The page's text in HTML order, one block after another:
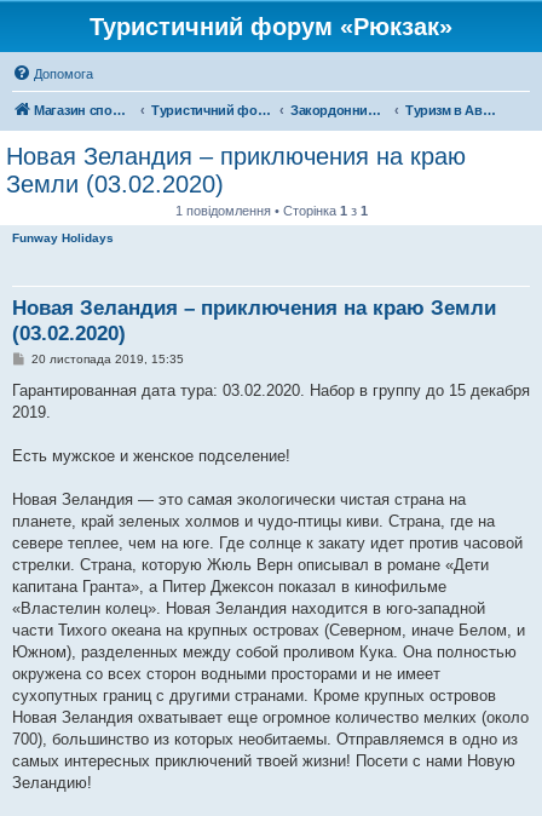
Туристичний форум «Рюкзак»
Допомога
Магазин спорядження Туристичний форум «Рюкзак» Закордонний туризм Туризм в Австралії та Океанії
Новая Зеландия – приключения на краю
Земли (03.02.2020)
1 повідомлення • Сторінка 1 з 1
Funway Holidays
Новая Зеландия – приключения на краю Земли
(03.02.2020)
П
в
і
д
л
н
я
20 листопада 2019, 15:35
Гарантированная дата тура: 03.02.2020. Набор в группу до 15 декабря
2019.
Есть мужское и женское подселение!
Новая Зеландия — это самая экологически чистая страна на
планете, край зеленых холмов и чудо-птицы киви. Страна, где на
севере теплее, чем на юге. Где солнце к закату идет против часовой
стрелки. Страна, которую Жюль Верн описывал в романе «Дети
капитана Гранта», а Питер Джексон показал в кинофильме
«Властелин колец». Новая Зеландия находится в юго-западной
части Тихого океана на крупных островах (Северном, иначе Белом, и
Южном), разделенных между собой проливом Кука. Она полностью
окружена со всех сторон водными просторами и не имеет
сухопутных границ с другими странами. Кроме крупных островов
Новая Зеландия охватывает еще огромное количество мелких (около
700), большинство из которых необитаемы. Отправляемся в одно из
самых интересных приключений твоей жизни! Посети с нами Новую
Зеландию!